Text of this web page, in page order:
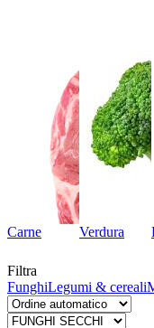
Carne Verdura
Filtra
FunghiLegumi & cereali